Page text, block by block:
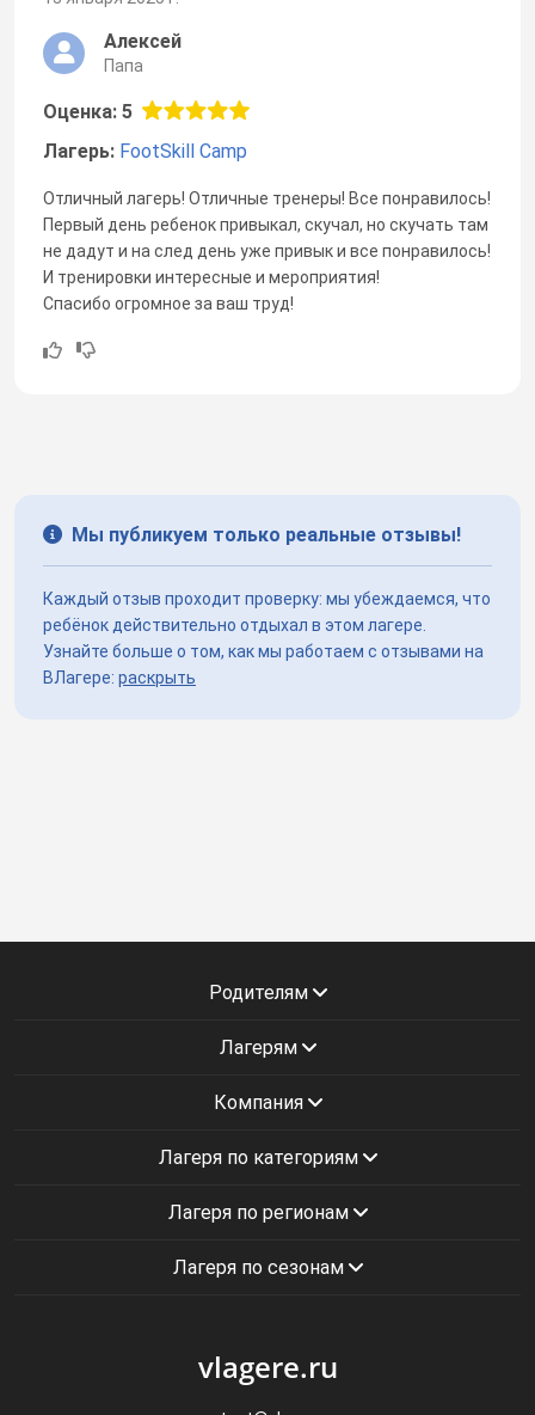
Алексей
Папа
Оценка: 5
Лагерь: FootSkill Camp
Отличный лагерь! Отличные тренеры! Все понравилось!
Первый день ребенок привыкал, скучал, но скучать там
не дадут и на след день уже привык и все понравилось!
И тренировки интересные и мероприятия!
Спасибо огромное за ваш труд!
Мы публикуем только реальные отзывы!
Каждый отзыв проходит проверку: мы убеждаемся, что
ребёнок действительно отдыхал в этом лагере.
Узнайте больше о том, как мы работаем с отзывами на
ВЛагере: раскрыть
Родителям
Лагерям
Компания
Лагеря по категориям
Лагеря по регионам
Лагеря по сезонам
vlagere.ru